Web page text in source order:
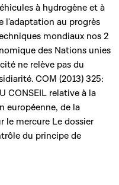
à hydrogène et à
l'adaptation au progrès
mondiaux nos 2
des Nations unies
ne relève pas du
COM (2013) 325:
CONSEIL relative à la
européenne, de la
le mercure Le dossier
du principe de